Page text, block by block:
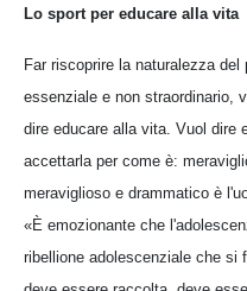
Lo sport per educare alla vita
Far riscoprire la naturalezza
essenziale e non straordinario,
dire educare alla vita. Vuol dire
accettarla per come è:
meraviglioso e drammatico è
«È emozionante che
ribellione adolescenziale che si